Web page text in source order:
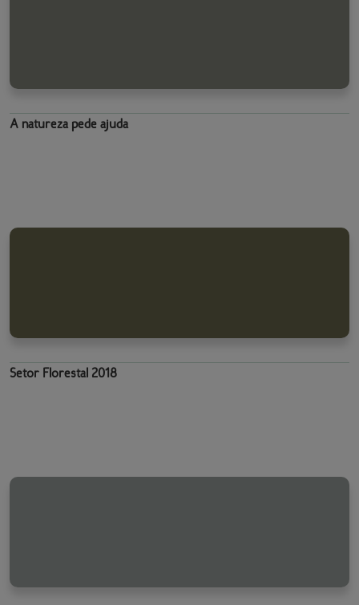
A natureza pede ajuda
Setor Florestal 2018